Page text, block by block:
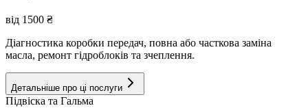
від 1500 ₴
Діагностика коробки передач, повна або часткова заміна
масла, ремонт гідроблоків та зчеплення.
Детальніше про ці послуги
Підвіска та Гальма